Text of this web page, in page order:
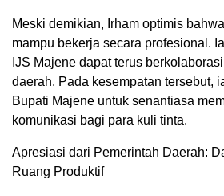
Meski demikian, Irham optimis
mampu bekerja secara profesional.
IJS Majene dapat terus
daerah. Pada kesempatan tersebut,
Bupati Majene untuk senantiasa
komunikasi bagi para kuli tinta.
Apresiasi dari Pemerintah Daerah:
Ruang Produktif